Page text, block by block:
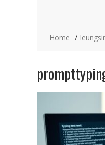
Home